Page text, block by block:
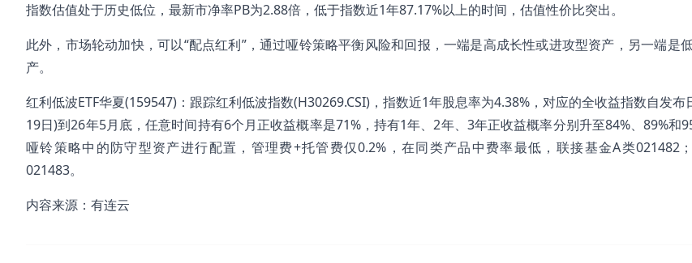
指数估值处于历史低位，最新市净率PB为2.88倍，低于指数近1年87.17%以上的时间，估值性价比突出。
此外，市场轮动加快，可以“配点红利”，通过哑铃策略平衡风险和回报，一端是高成长性或进攻型资产，另一端是
产。
红利低波ETF华夏(159547)：跟踪红利低波指数(H30269.CSI)，指数近1年股息率为4.38%，对应的全收益指数自发布
19日)到26年5月底，任意时间持有6个月正收益概率是71%，持有1年、2年、3年正收益概率分别升至84%、89%和
哑铃策略中的防守型资产进行配置，管理费+托管费仅0.2%，在同类产品中费率最低，联接基金A类021482
021483。
内容来源：有连云